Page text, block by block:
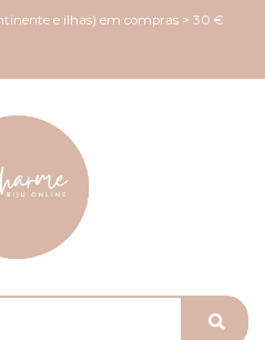
e ilhas) em compras > 30 €